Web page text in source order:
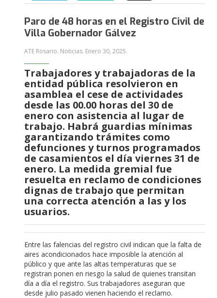
Paro de 48 horas en el Registro Civil de
Villa Gobernador Gálvez
ATE Rosario. Noticias. Enero 30, 2025.
Trabajadores y trabajadoras de la
entidad pública resolvieron en
asamblea el cese de actividades
desde las 00.00 horas del 30 de
enero con asistencia al lugar de
trabajo. Habrá guardias mínimas
garantizando trámites como
defunciones y turnos programados
de casamientos el día viernes 31 de
enero. La medida gremial fue
resuelta en reclamo de condiciones
dignas de trabajo que permitan
una correcta atención a las y los
usuarios.
Entre las falencias del registro civil indican que la falta de
aires acondicionados hace imposible la atención al
público y que ante las altas temperaturas que se
registran ponen en riesgo la salud de quienes transitan
día a día el registro. Sus trabajadores aseguran que
desde julio pasado vienen haciendo el reclamo.